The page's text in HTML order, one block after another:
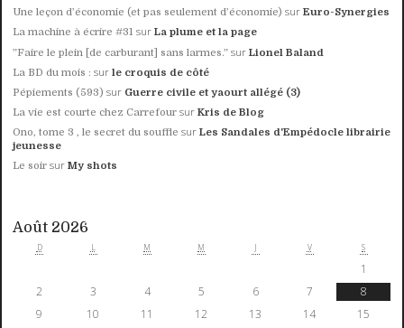
Une leçon d’économie (et pas seulement d’économie) surEuro-Synergies
La machine à écrire #31 surLa plume et la page
”Faire le plein [de carburant] sans larmes.” surLionel Baland
La BD du mois : surle croquis de côté
Pépiements (593) sur Guerre civile et yaourt allégé (3)
La vie est courte chez Carrefour surKris de Blog
Ono, tome 3 , le secret du souffle surLes Sandales d'Empédocle librairie
jeunesse
Le soir surMy shots
Août 2026
D L M M J V S
1
2
3 4 5 6 7
8
9
10 11 12 13 14
15